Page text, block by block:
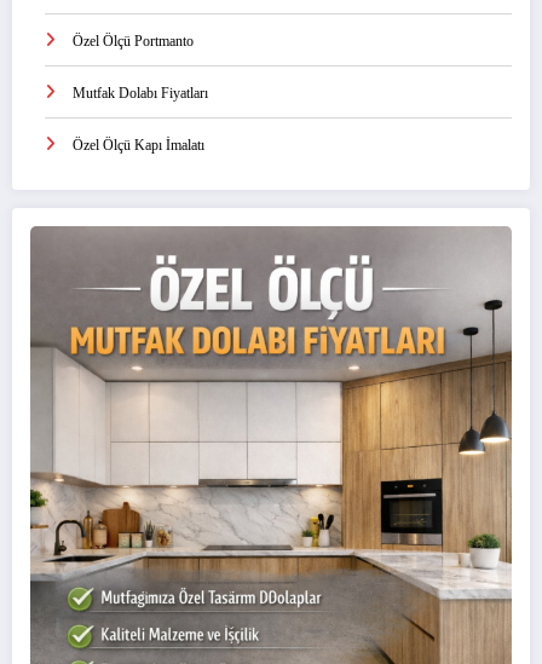
Özel Ölçü Portmanto
Mutfak Dolabı Fiyatları
Özel Ölçü Kapı İmalatı